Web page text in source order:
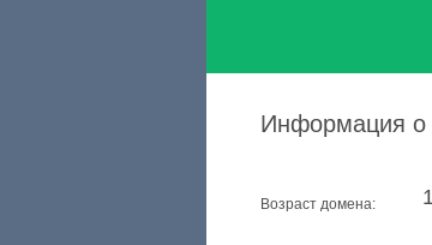
Информация о
Возраст домена: